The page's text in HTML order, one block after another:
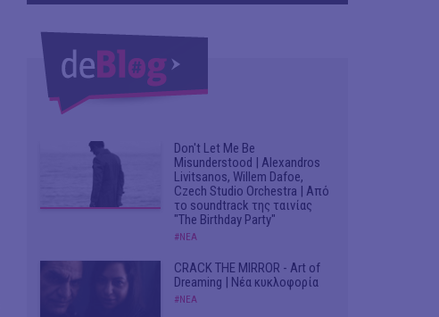
Don't Let Me Be
Misunderstood | Alexandros
Livitsanos, Willem Dafoe,
Czech Studio Orchestra | Από
το soundtrack της ταινίας
"The Birthday Party"
#ΝΕΑ
CRACK THE MIRROR - Art of
Dreaming | Νέα κυκλοφορία
#ΝΕΑ